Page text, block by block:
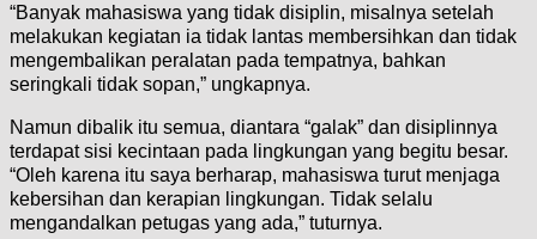
“Banyak mahasiswa yang tidak disiplin, misalnya setelah
melakukan kegiatan ia tidak lantas membersihkan dan tidak
mengembalikan peralatan pada tempatnya, bahkan
seringkali tidak sopan,” ungkapnya.
Namun dibalik itu semua, diantara “galak” dan disiplinnya
terdapat sisi kecintaan pada lingkungan yang begitu besar.
“Oleh karena itu saya berharap, mahasiswa turut menjaga
kebersihan dan kerapian lingkungan. Tidak selalu
mengandalkan petugas yang ada,” tuturnya.